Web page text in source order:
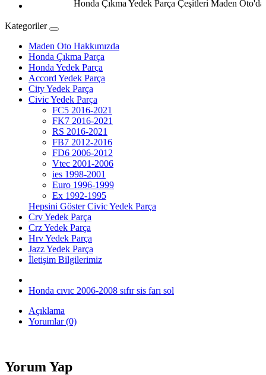
Honda Çıkma Yedek Parça Çeşitleri Maden Oto'da
Kategoriler
Maden Oto Hakkımızda
Honda Çıkma Parça
Honda Yedek Parça
Accord Yedek Parça
City Yedek Parça
Civic Yedek Parça
FC5 2016-2021
FK7 2016-2021
RS 2016-2021
FB7 2012-2016
FD6 2006-2012
Vtec 2001-2006
ies 1998-2001
Euro 1996-1999
Ex 1992-1995
Hepsini Göster Civic Yedek Parça
Crv Yedek Parça
Crz Yedek Parça
Hrv Yedek Parça
Jazz Yedek Parça
İletişim Bilgilerimiz
Honda cıvıc 2006-2008 sıfır sis farı sol
Açıklama
Yorumlar (0)
Yorum Yap